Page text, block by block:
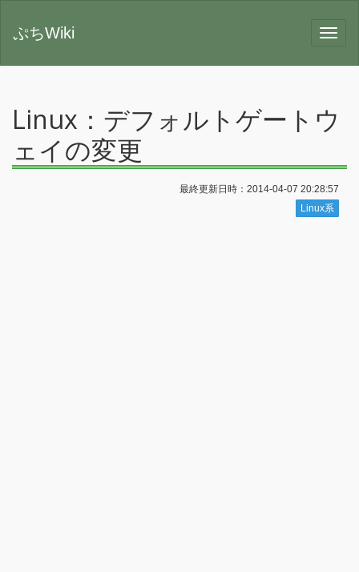
ぷちWiki
Linux：デフォルトゲートウ
ェイの変更
最終更新日時：2014-04-07 20:28:57
Linux系